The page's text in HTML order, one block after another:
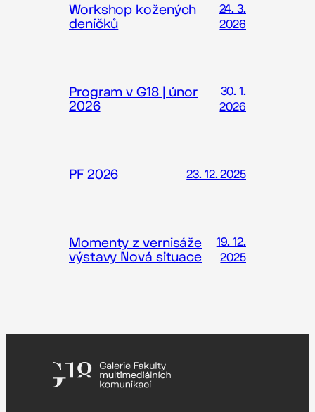
Workshop kožených
deníčků
24. 3.
2026
Program v G18 | únor
2026
30. 1.
2026
PF 2026 23. 12. 2025
Momenty z vernisáže
výstavy Nová situace
19. 12.
2025